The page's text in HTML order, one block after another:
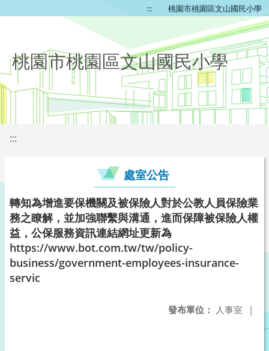
::: 桃園市桃園區文山國民小學
桃園市桃園區文山國民小學
:::
處室公告
轉知為增進要保機關及被保險人對於公教人員保險業
務之瞭解，並加強聯繫與溝通，進而保障被保險人權
益，公保服務資訊連結網址更新為
https://www.bot.com.tw/tw/policy-
business/government-employees-insurance-
servic
發布單位： 人事室 |